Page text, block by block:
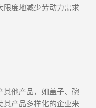
限度地减少劳动力需求
其他产品，如盖子、碗
其产品多样化的企业来